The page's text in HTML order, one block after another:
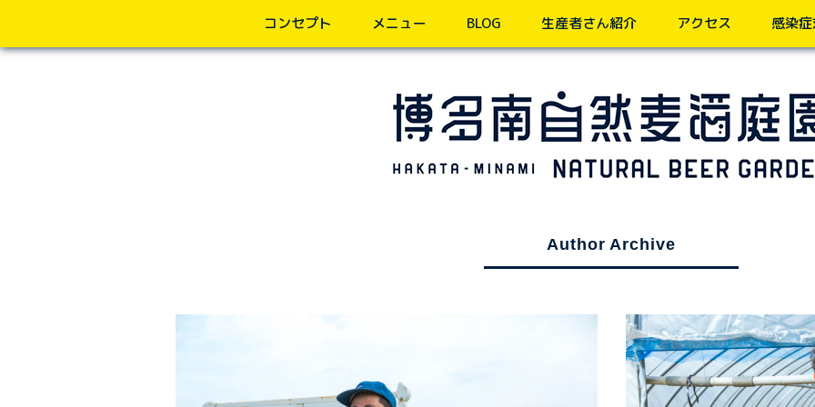
コンセプト メニュー BLOG 生産者さん紹介 アクセス 感染
Author Archive